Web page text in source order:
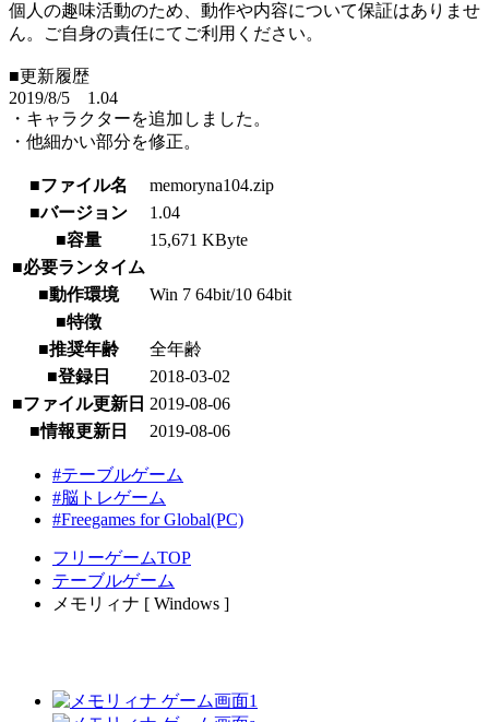
個人の趣味活動のため、動作や内容について保証はありませ
ん。ご自身の責任にてご利用ください。
■更新履歴
2019/8/5 1.04
・キャラクターを追加しました。
・他細かい部分を修正。
■ファイル名
memoryna104.zip
■バージョン
1.04
■容量
15,671 KByte
■必要ランタイム
■動作環境
Win 7 64bit/10 64bit
■特徴
■推奨年齢
全年齢
■登録日
2018-03-02
■ファイル更新日 2019-08-06
■情報更新日
2019-08-06
#テーブルゲーム
#脳トレゲーム
#Freegames for Global(PC)
フリーゲームTOP
テーブルゲーム
メモリィナ [ Windows ]